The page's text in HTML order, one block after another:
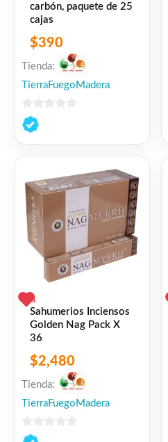
carbón, paquete de 25
cajas
$390
Tienda:
TierraFuegoMadera
0
de
1
Sahumerios Inciensos
Golden Nag Pack X
36
$2,480
Tienda:
TierraFuegoMadera
0